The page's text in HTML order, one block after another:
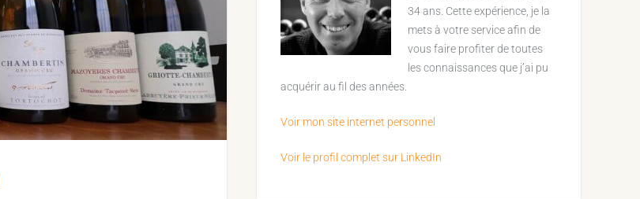
34 ans. Cette expérience, je la
mets à votre service afin de
vous faire profiter de toutes
les connaissances que j’ai pu
acquérir au fil des années.
Voir mon site internet personnel
Voir le profil complet sur LinkedIn